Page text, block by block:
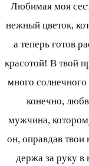
Любимая моя
нежный цветок,
а теперь готов
красотой! В твой
много
конечно,
мужчина,
он, оправдав твои
держа за руку